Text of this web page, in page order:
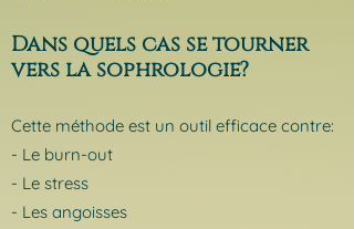
Dans quels cas se tourner
vers la sophrologie?
Cette méthode est un outil efficace contre:
- Le burn-out
- Le stress
- Les angoisses